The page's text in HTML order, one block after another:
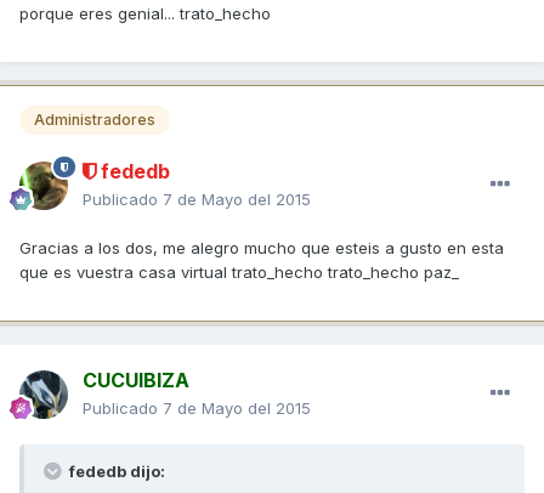
porque eres genial... trato_hecho
Administradores
fededb
Publicado 7 de Mayo del 2015
Gracias a los dos, me alegro mucho que esteis a gusto en esta
que es vuestra casa virtual trato_hecho trato_hecho paz_
CUCUIBIZA
Publicado 7 de Mayo del 2015
fededb dijo: